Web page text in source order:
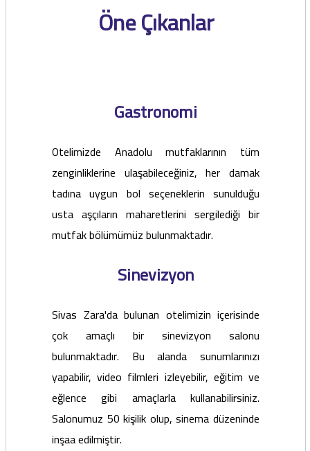
Öne Çıkanlar
Gastronomi
Otelimizde Anadolu mutfaklarının tüm
zenginliklerine ulaşabileceğiniz, her damak
tadına uygun bol seçeneklerin sunulduğu
usta aşçıların maharetlerini sergilediği bir
mutfak bölümümüz bulunmaktadır.
Sinevizyon
Sivas Zara'da bulunan otelimizin içerisinde
çok amaçlı bir sinevizyon salonu
bulunmaktadır. Bu alanda sunumlarınızı
yapabilir, video filmleri izleyebilir, eğitim ve
eğlence gibi amaçlarla kullanabilirsiniz.
Salonumuz 50 kişilik olup, sinema düzeninde
inşaa edilmiştir.